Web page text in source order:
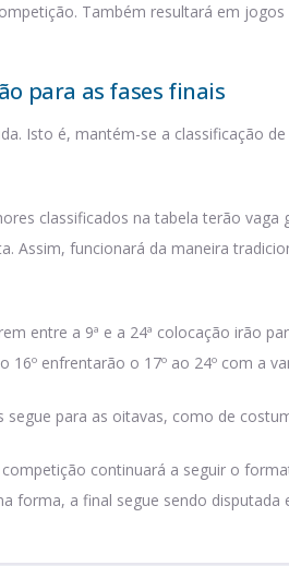
Também resultará em
para as fases finais
Isto é, mantém-se a classificação
classificados na tabela terão vaga
Assim, funcionará da maneira
entre a 9ª e a 24ª colocação irão
16º enfrentarão o 17º ao 24º com a
segue para as oitavas, como de
continuará a seguir o
forma, a final segue sendo disputada